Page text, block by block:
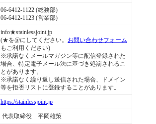
06-6412-1122 (総務部)
06-6412-1123 (営業部)
info★stainlessjoint.jp
(★を@にしてください。 お問い合わせフォーム
もご利用ください)
※承諾なくメールマガジン等に配信登録された
場合、特定電子メール法に基づき処罰されるこ
とがあります。
※承諾なく繰り返し送信された場合、ドメイン
等を拒否リストに登録することがあります。
https://stainlessjoint.jp
代表取締役 平岡雄策